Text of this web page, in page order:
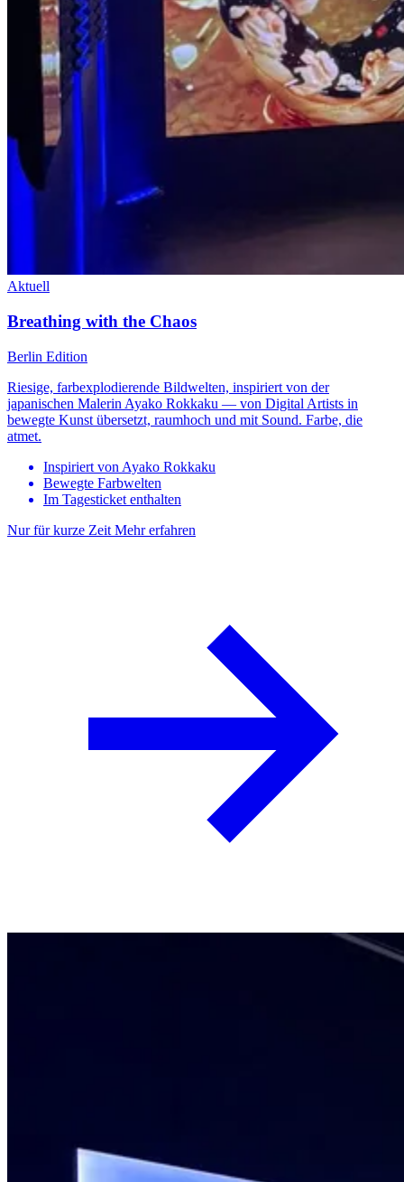
Aktuell
Breathing with the Chaos
Berlin Edition
Riesige, farbexplodierende Bildwelten, inspiriert von der
japanischen Malerin Ayako Rokkaku — von Digital Artists in
bewegte Kunst übersetzt, raumhoch und mit Sound. Farbe, die
atmet.
Inspiriert von Ayako Rokkaku
Bewegte Farbwelten
Im Tagesticket enthalten
Nur für kurze Zeit Mehr erfahren